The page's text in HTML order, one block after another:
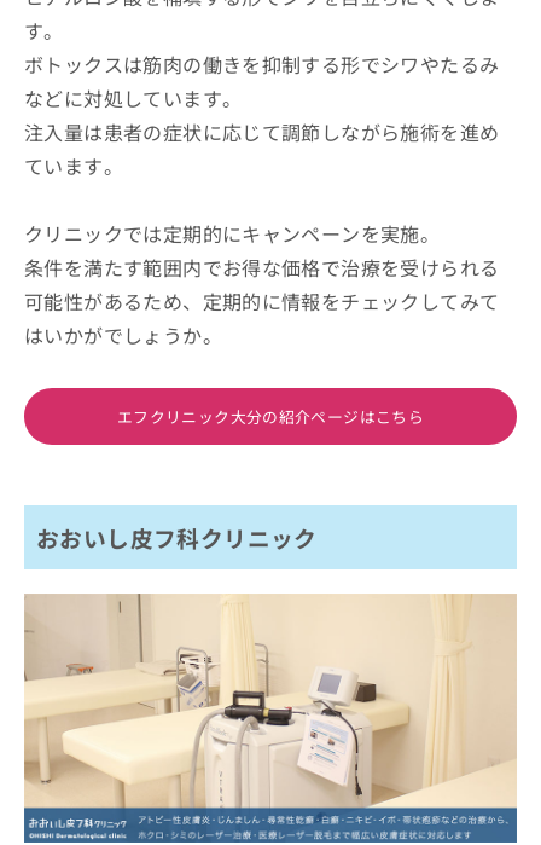
す。
ボトックスは筋肉の働きを抑制する形でシワやたるみ
などに対処しています。
注入量は患者の症状に応じて調節しながら施術を進め
ています。
クリニックでは定期的にキャンペーンを実施。
条件を満たす範囲内でお得な価格で治療を受けられる
可能性があるため、定期的に情報をチェックしてみて
はいかがでしょうか。
エフクリニック大分の紹介ページはこちら
おおいし皮フ科クリニック